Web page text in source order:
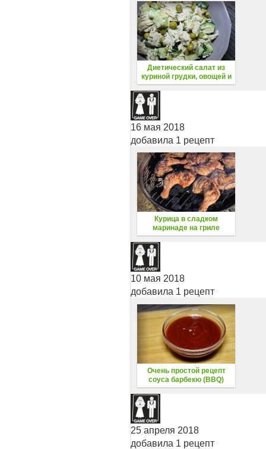
Диетический салат из
куриной грудки, овощей и
кефира
16 мая 2018
добавила 1 рецепт
Курица в сладком
маринаде на гриле
10 мая 2018
добавила 1 рецепт
Очень простой рецепт
соуса барбекю (BBQ)
25 апреля 2018
добавила 1 рецепт